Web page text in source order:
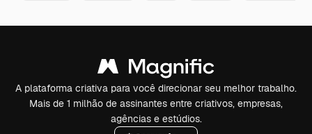
A plataforma criativa para você direcionar seu melhor trabalho.
Mais de 1 milhão de assinantes entre criativos, empresas,
agências e estúdios.